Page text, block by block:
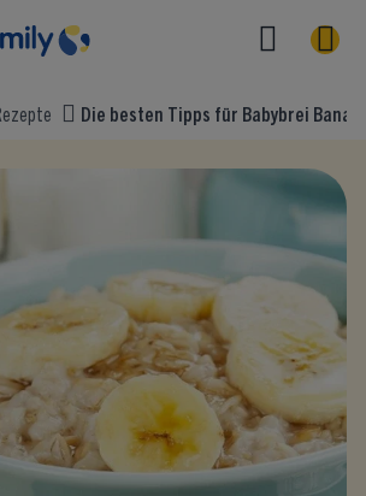
Die besten Tipps für Babybrei